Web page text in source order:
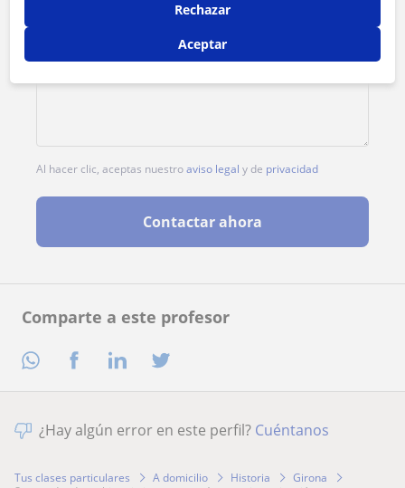
Comparte a este profesor
Al hacer clic, aceptas nuestroaviso legal y de privacidad
Contactar ahora
¿Hay algún error en este perfil? Cuéntanos
Tus clases particulares A domicilio Historia
Girona
Rechazar
Aceptar